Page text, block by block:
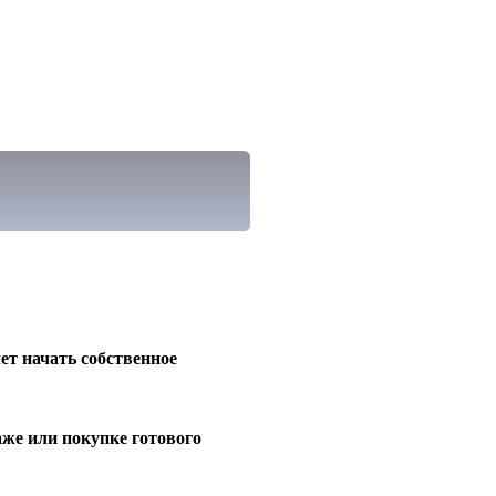
начать собственное
или покупке готового